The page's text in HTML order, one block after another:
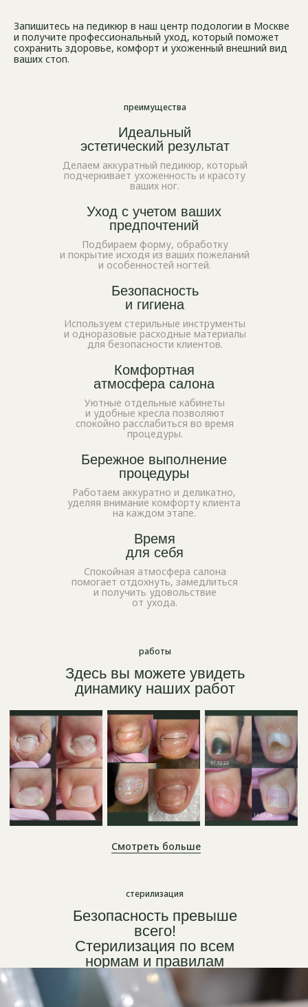
Запишитесь на педикюр в наш центр подологии в Москве
и получите профессиональный уход, который поможет
сохранить здоровье, комфорт и ухоженный внешний вид
ваших стоп.
Уход с учетом ваших
предпочтений
Подбираем форму, обработку
и покрытие исходя из ваших пожеланий
и особенностей ногтей.
Комфортная
атмосфера салона
Уютные отдельные кабинеты
и удобные кресла позволяют
спокойно расслабиться во время
процедуры.
Время
для себя
Спокойная атмосфера салона
помогает отдохнуть, замедлиться
и получить удовольствие
от ухода.
Идеальный
эстетический результат
преимущества
Делаем аккуратный педикюр, который
подчеркивает ухоженность и красоту
ваших ног.
Бережное выполнение
процедуры
Работаем аккуратно и деликатно,
уделяя внимание комфорту клиента
на каждом этапе.
Безопасность
и гигиена
Используем стерильные инструменты
и одноразовые расходные материалы
для безопасности клиентов.
работы
Здесь вы можете увидеть
динамикунаших работ
Смотреть больше
стерилизация
Безопасностьпревыше
всего!
Стерилизация по всем
нормам и правилам